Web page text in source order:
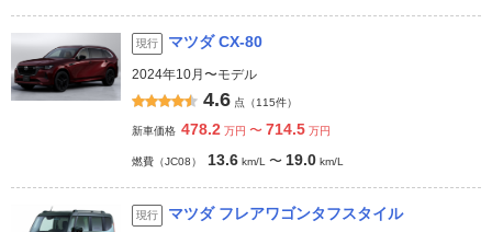
現行 マツダ CX-80
2024年10月〜モデル
4.6 点（115件）
新車価格 478.2 万円 〜 714.5 万円
燃費（JC08） 13.6 km/L 〜 19.0 km/L
現行 マツダ フレアワゴンタフスタイル